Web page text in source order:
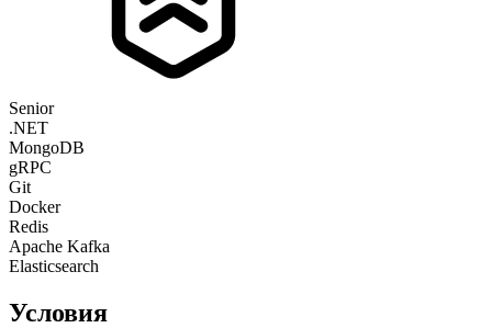
Senior
.NET
MongoDB
gRPC
Git
Docker
Redis
Apache Kafka
Elasticsearch
Условия